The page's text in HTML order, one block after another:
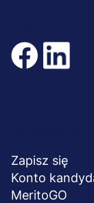
stopka
Zapisz się
Konto
MeritoGO